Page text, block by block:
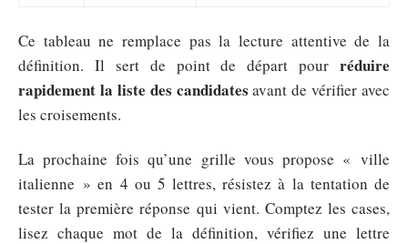
Ce tableau ne remplace pas la lecture attentive de la
définition. Il sert de point de départ pour réduire
rapidement la liste des candidates avant de vérifier avec
les croisements.
La prochaine fois qu’une grille vous propose « ville
italienne » en 4 ou 5 lettres, résistez à la tentation de
tester la première réponse qui vient. Comptez les cases,
lisez chaque mot de la définition, vérifiez une lettre